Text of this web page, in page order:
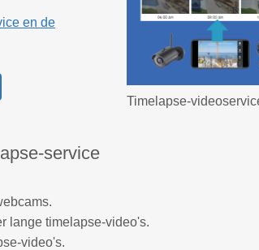
en de
Timelapse-
service
lange timelapse-video's.
video's.